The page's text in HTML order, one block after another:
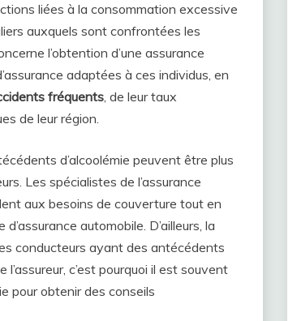
liées à la consommation excessive
auxquels sont confrontées les
l’obtention d’une assurance
adaptées à ces individus, en
fréquents, de leur taux
de leur région.
d’alcoolémie peuvent être plus
Les spécialistes de l’assurance
aux besoins de couverture tout en
automobile. D’ailleurs, la
conducteurs ayant des antécédents
c’est pourquoi il est souvent
pour obtenir des conseils